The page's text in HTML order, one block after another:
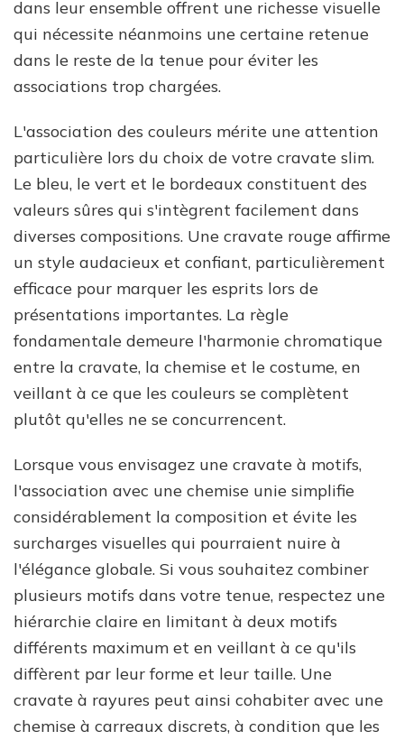
dans leur ensemble offrent une richesse visuelle
qui nécessite néanmoins une certaine retenue
dans le reste de la tenue pour éviter les
associations trop chargées.
L'association des couleurs mérite une attention
particulière lors du choix de votre cravate slim.
Le bleu, le vert et le bordeaux constituent des
valeurs sûres qui s'intègrent facilement dans
diverses compositions. Une cravate rouge affirme
un style audacieux et confiant, particulièrement
efficace pour marquer les esprits lors de
présentations importantes. La règle
fondamentale demeure l'harmonie chromatique
entre la cravate, la chemise et le costume, en
veillant à ce que les couleurs se complètent
plutôt qu'elles ne se concurrencent.
Lorsque vous envisagez une cravate à motifs,
l'association avec une chemise unie simplifie
considérablement la composition et évite les
surcharges visuelles qui pourraient nuire à
l'élégance globale. Si vous souhaitez combiner
plusieurs motifs dans votre tenue, respectez une
hiérarchie claire en limitant à deux motifs
différents maximum et en veillant à ce qu'ils
diffèrent par leur forme et leur taille. Une
cravate à rayures peut ainsi cohabiter avec une
chemise à carreaux discrets, à condition que les